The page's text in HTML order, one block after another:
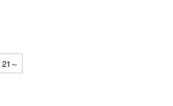
～